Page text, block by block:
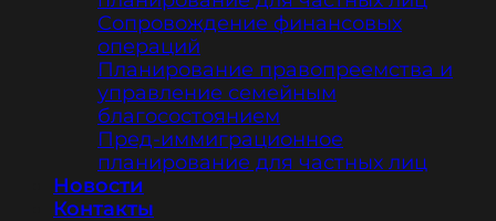
Сопровождение финансовых
операций
Планирование правопреемства и
управление семейным
благосостоянием
Пред-иммиграционное
планирование для частных лиц
Новости
Контакты